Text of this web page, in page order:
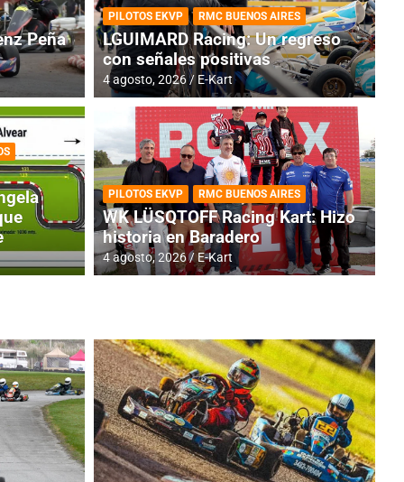
Horarios para la
Peña
PILOTOS EKVP RMC BUENOS AIRES
LGUIMARD Racing: Un regreso
con señales positivas
4 agosto, 2026 E-Kart
PILOTOS EKVP RMC BUENOS AIRES
WK LÜSQTOFF Racing Kart: Hizo
historia en Baradero
4 agosto, 2026 E-Kart
COBERTURA ESPECIAL DE E-KART.COM.AR